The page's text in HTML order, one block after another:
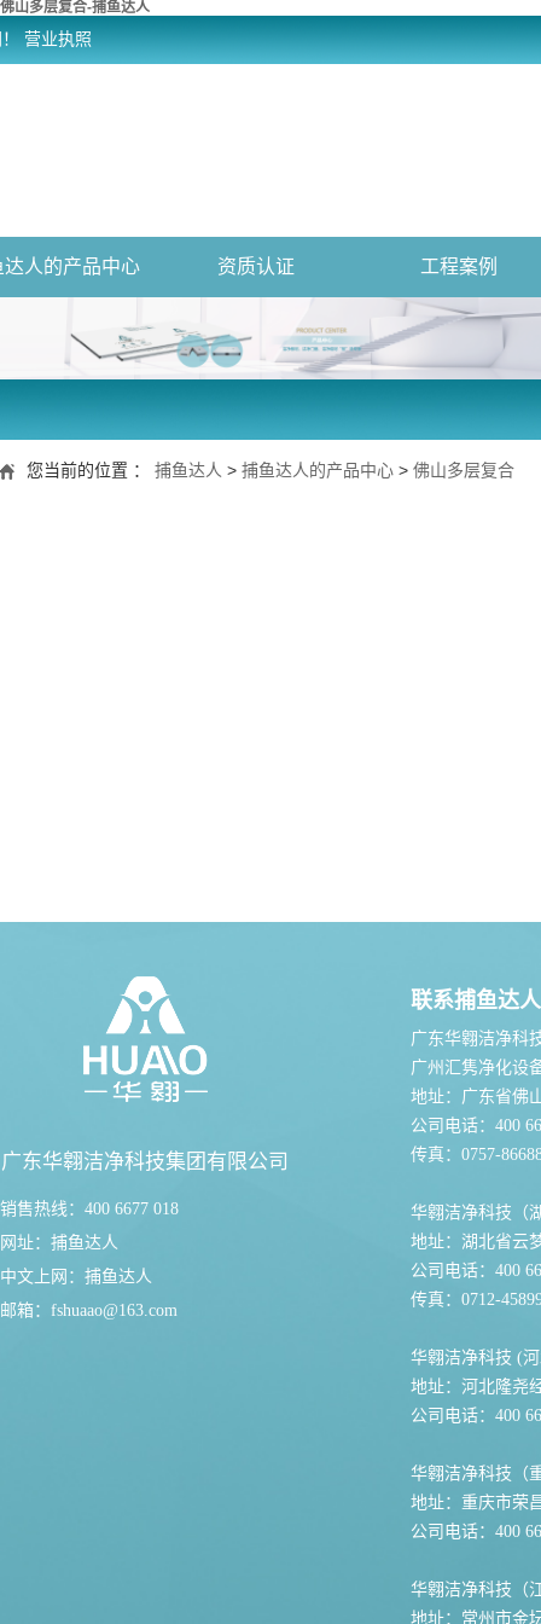
佛山多层复合-捕鱼达人
营业执照
达人的产品中心 资质认证 工程案例
您当前的位置 ： 捕鱼达人 > 捕鱼达人的产品中心 > 佛山多层复合
广东华翱洁净科技集团有限公司
销售热线：400 6677 018
网址： 捕鱼达人
中文上网： 捕鱼达人
邮箱： fshuaao@163.com
联系捕鱼达人
广东华翱洁净科
广州汇隽净化设
地址：广东省佛
公司电话：400
传真：0757-
华翱洁净科技（
地址：湖北省云
公司电话：400
传真：0712-
华翱洁净科技 (
地址：河北隆尧
公司电话：400
华翱洁净科技（
地址：重庆市荣
公司电话：400
华翱洁净科技（
地址：常州市金